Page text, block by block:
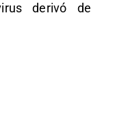
derivó de